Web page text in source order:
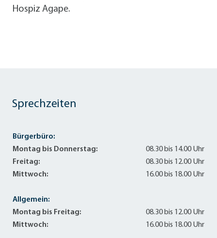
Hospiz Agape.
Sprechzeiten
Bürgerbüro:
Montag bis Donnerstag:
08.30 bis 14.00 Uhr
Freitag:
08.30 bis 12.00 Uhr
Mittwoch:
16.00 bis 18.00 Uhr
Allgemein:
Montag bis Freitag:
08.30 bis 12.00 Uhr
Mittwoch:
16.00 bis 18.00 Uhr